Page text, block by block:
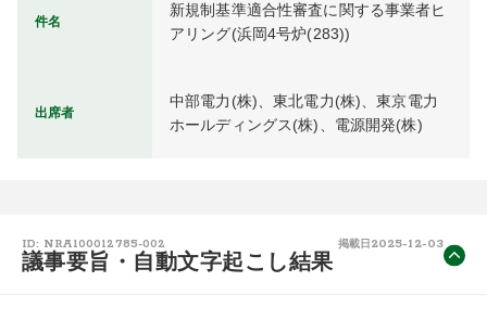
件名
新規制基準適合性審査に関する事業者ヒ
アリング(浜岡4号炉(283))
出席者
中部電力(株)、東北電力(株)、東京電力
ホールディングス(株)、電源開発(株)
ID: NRA100012785-002 掲載日 2025-12-03
議事要旨・自動文字起こし結果